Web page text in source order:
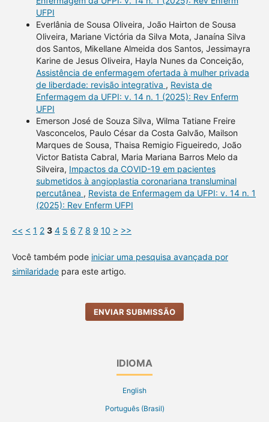
UFPI
Everlânia de Sousa Oliveira, João Hairton de Sousa
Oliveira, Mariane Victória da Silva Mota, Janaína Silva
dos Santos, Mikellane Almeida dos Santos, Jessimayra
Karine de Jesus Oliveira, Hayla Nunes da Conceição,
Assistência de enfermagem ofertada à mulher privada
de liberdade: revisão integrativa , Revista de
Enfermagem da UFPI: v. 14 n. 1 (2025): Rev Enferm
UFPI
Emerson José de Souza Silva, Wilma Tatiane Freire
Vasconcelos, Paulo César da Costa Galvão, Mailson
Marques de Sousa, Thaisa Remigio Figueiredo, João
Victor Batista Cabral, Maria Mariana Barros Melo da
Silveira, Impactos da COVID-19 em pacientes
submetidos à angioplastia coronariana transluminal
percutânea , Revista de Enfermagem da UFPI: v. 14 n. 1
(2025): Rev Enferm UFPI
<< < 1 2 3 4 5 6 7 8 9 10 > >>
Você também pode iniciar uma pesquisa avançada por
similaridadepara este artigo.
ENVIAR SUBMISSÃO
IDIOMA
English
Português (Brasil)